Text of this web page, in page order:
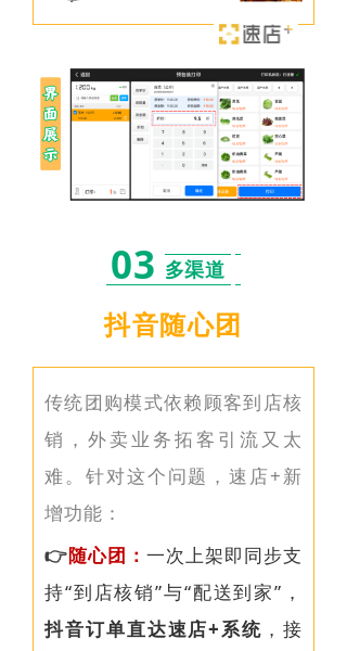
03 多渠道
抖音随心团
传统团购模式依赖顾客到店核
销，外卖业务拓客引流又太
难。 针对这个问题，速店+新
增功能：
👉随心团： 一次上架即同步支
持“到店核销”与“配送到家”，
抖音订单直达速店+系统 ，接